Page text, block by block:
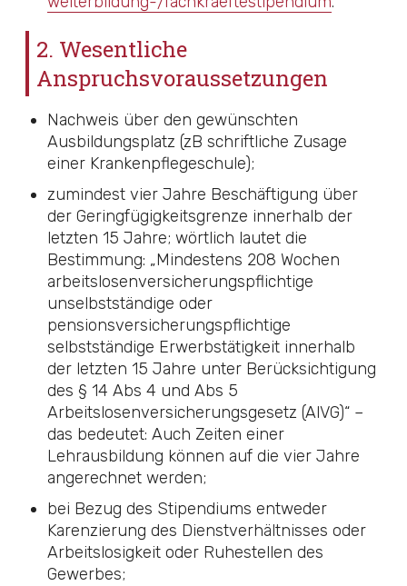
2. Wesentliche
Anspruchsvoraussetzungen
Nachweis über den gewünschten
Ausbildungsplatz (zB schriftliche Zusage
einer Krankenpflegeschule);
zumindest vier Jahre Beschäftigung über
der Geringfügigkeitsgrenze innerhalb der
letzten 15 Jahre; wörtlich lautet die
Bestimmung: „Mindestens 208 Wochen
arbeitslosenversicherungspflichtige
unselbstständige oder
pensionsversicherungspflichtige
selbstständige Erwerbstätigkeit innerhalb
der letzten 15 Jahre unter Berücksichtigung
des § 14 Abs 4 und Abs 5
Arbeitslosenversicherungsgesetz (AlVG)“ –
das bedeutet: Auch Zeiten einer
Lehrausbildung können auf die vier Jahre
angerechnet werden;
bei Bezug des Stipendiums entweder
Karenzierung des Dienstverhältnisses oder
Arbeitslosigkeit oder Ruhestellen des
Gewerbes;